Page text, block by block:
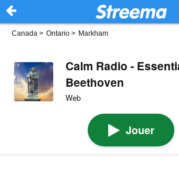
Canada > Ontario > Markham
Calm Radio -
Beethoven
Web
Jouer